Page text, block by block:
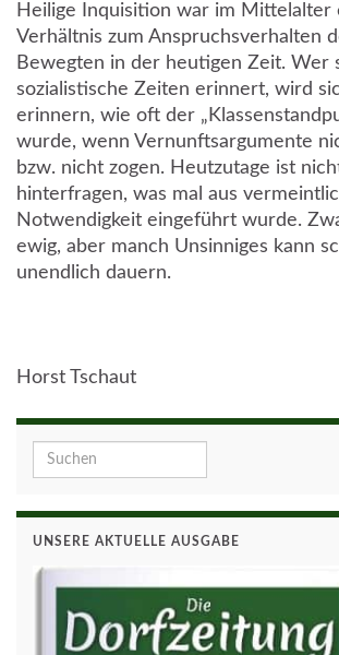
Heilige Inquisition war im Mittelalter
Verhältnis zum Anspruchsverhalten
Bewegten in der heutigen Zeit. Wer
sozialistische Zeiten erinnert, wird
erinnern, wie oft der
wurde, wenn Vernunftsargumente
bzw. nicht zogen. Heutzutage ist
hinterfragen, was mal aus
Notwendigkeit eingeführt wurde.
ewig, aber manch Unsinniges kann
unendlich dauern.
Horst Tschaut
Search for:
UNSERE AKTUELLE AUSGABE